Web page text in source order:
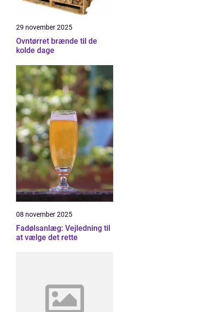
29 november 2025
Ovntørret brænde til de
kolde dage
08 november 2025
Fadølsanlæg: Vejledning til
at vælge det rette